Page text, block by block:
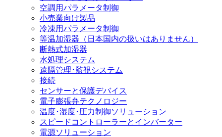
空調用パラメータ制御
小売業向け製品
冷凍用パラメータ制御
等温加湿器（日本国内の扱いはありません）
断熱式加湿器
水処理システム
遠隔管理･監視システム
接続
センサーと保護デバイス
電子膨張弁テクノロジー
温度･湿度･圧力制御ソリューション
スピードコントローラーとインバーター
電源ソリューション